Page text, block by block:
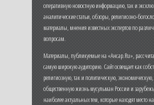
оперативную новостную информацию, так и
аналитические статьи, обзоры, религиозно-
материалы, мнения известных экспертов по
вопросам.
Материалы, публикуемые на «Ансар.Ru»,
самую широкую аудиторию. Сайт освещает как
религиозную, так и политическую,
общественную жизнь мусульман России и
наиболее актуальных тем, которые находят место